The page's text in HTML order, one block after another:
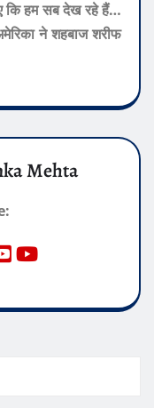
कि हम सब देख रहे हैं…
ने शहबाज शरीफ
Mehta